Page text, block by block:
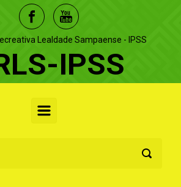
Lealdade Sampaense - IPSS
IPSS